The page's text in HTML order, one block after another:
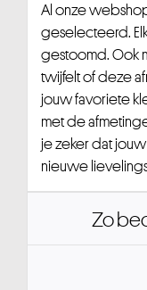
Al onze
geselecteerd.
gestoomd. Ook
twijfelt of deze
jouw favoriete
met de
je zeker dat
nieuwe
Zo